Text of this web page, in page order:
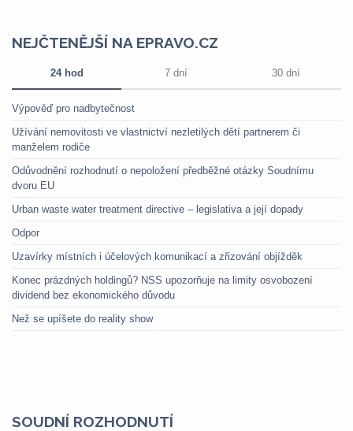
NEJČTENĚJŠÍ NA EPRAVO.CZ
24 hod 7 dní 30 dní
Výpověď pro nadbytečnost
Užívání nemovitosti ve vlastnictví nezletilých dětí partnerem či
manželem rodiče
Odůvodnění rozhodnutí o nepoložení předběžné otázky Soudnímu
dvoru EU
Urban waste water treatment directive – legislativa a její dopady
Odpor
Uzavírky místních i účelových komunikací a zřizování objížděk
Konec prázdných holdingů? NSS upozorňuje na limity osvobození
dividend bez ekonomického důvodu
Než se upíšete do reality show
SOUDNÍ ROZHODNUTÍ